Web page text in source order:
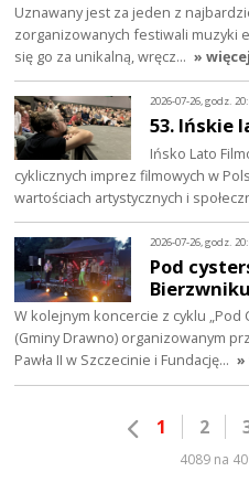
Uznawany jest za jeden z
zorganizowanych festiwali muzyki
się go za unikalną, wręcz… » więcej
2026-07-26, godz.
53. Ińskie
Ińsko Lato
cyklicznych imprez filmowych w
wartościach artystycznych i
2026-07-26, godz.
Pod
Bierzwniku
W kolejnym koncercie z cyklu
(Gminy Drawno) organizowanym
Pawła II w Szczecinie i Fundację… »
1 2
4089 na